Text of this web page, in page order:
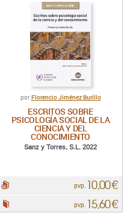
por Florencio Jiménez Burillo
ESCRITOS SOBRE
PSICOLOGÍA SOCIAL DE LA
CIENCIA Y DEL
CONOCIMIENTO
Sanz y Torres, S.L. 2022
pvp. 10,00 €
pvp. 15,60 €